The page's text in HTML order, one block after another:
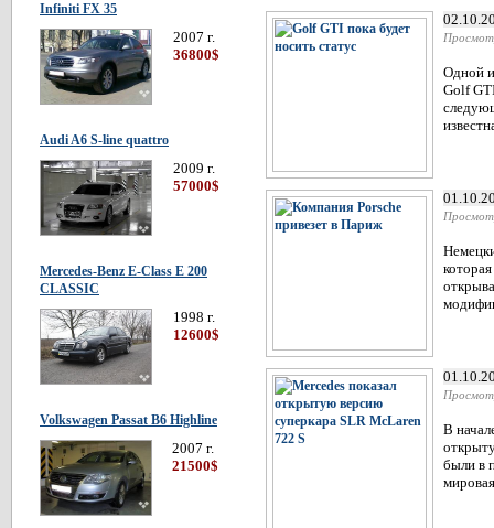
Infiniti FX 35
2007 г.
36800$
Audi A6 S-line quattro
2009 г.
57000$
Mercedes-Benz E-Class E 200
CLASSIC
1998 г.
12600$
Volkswagen Passat В6 Highline
2007 г.
21500$
Одной
Golf
В
были в